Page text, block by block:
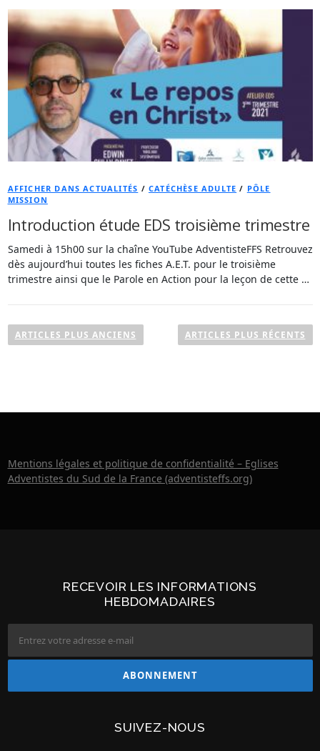
AFFICHER DANS ACTUALITÉS / CATÉCHÈSE ADULTE / PÔLE
MISSION
Introduction étude EDS troisième trimestre
Samedi à 15h00 sur la chaîne YouTube AdventisteFFS Retrouvez
dès aujourd’hui toutes les fiches A.E.T. pour le troisième
trimestre ainsi que le Parole en Action pour la leçon de cette …
a
a
o
n
i
l
ARTICLES PLUS ANCIENS ARTICLES PLUS RÉCENTS
Mentions légales et politique de confidentialité – Eglises
Adventistes du Sud de la France (adventisteffs.org)
RECEVOIR LES INFORMATIONS
HEBDOMADAIRES
SUIVEZ-NOUS